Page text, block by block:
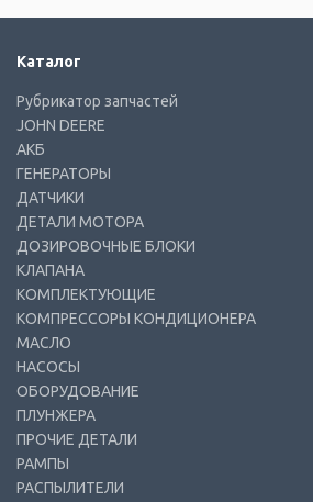
Каталог
Рубрикатор запчастей
JOHN DEERE
АКБ
ГЕНЕРАТОРЫ
ДАТЧИКИ
ДЕТАЛИ МОТОРА
ДОЗИРОВОЧНЫЕ БЛОКИ
КЛАПАНА
КОМПЛЕКТУЮЩИЕ
КОМПРЕССОРЫ КОНДИЦИОНЕРА
МАСЛО
НАСОСЫ
ОБОРУДОВАНИЕ
ПЛУНЖЕРА
ПРОЧИЕ ДЕТАЛИ
РАМПЫ
РАСПЫЛИТЕЛИ